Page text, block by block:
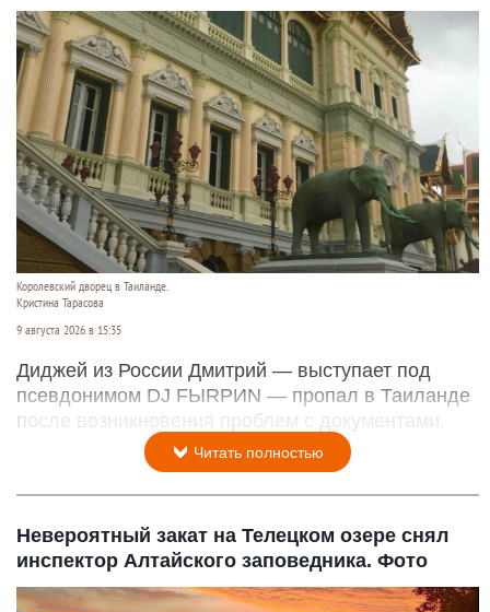
Королевский дворец в Таиланде.
Кристина Тарасова
9 августа 2026 в 15:35
Диджей из России Дмитрий — выступает под
псевдонимом DJ FЫRРИN — пропал в Таиланде
после возникновения проблем с документами.
Читать полностью
Невероятный закат на Телецком озере снял
инспектор Алтайского заповедника. Фото